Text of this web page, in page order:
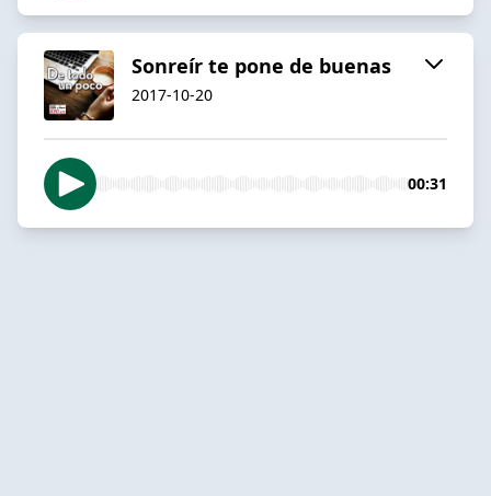
Sonreír te pone de buenas
2017-10-20
00:31